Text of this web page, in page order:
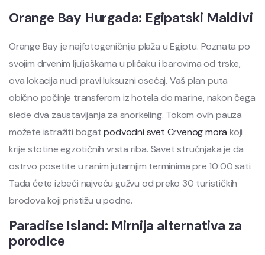
Orange Bay Hurgada: Egipatski Maldivi
Orange Bay je najfotogeničnija plaža u Egiptu. Poznata po
svojim drvenim ljuljaškama u plićaku i barovima od trske,
ova lokacija nudi pravi luksuzni osećaj. Vaš plan puta
obično počinje transferom iz hotela do marine, nakon čega
slede dva zaustavljanja za snorkeling. Tokom ovih pauza
možete istražiti bogatpodvodni svet Crvenog mora koji
krije stotine egzotičnih vrsta riba. Savet stručnjaka je da
ostrvo posetite u ranim jutarnjim terminima pre 10:00 sati.
Tada ćete izbeći najveću gužvu od preko 30 turističkih
brodova koji pristižu u podne.
Paradise Island: Mirnija alternativa za
porodice